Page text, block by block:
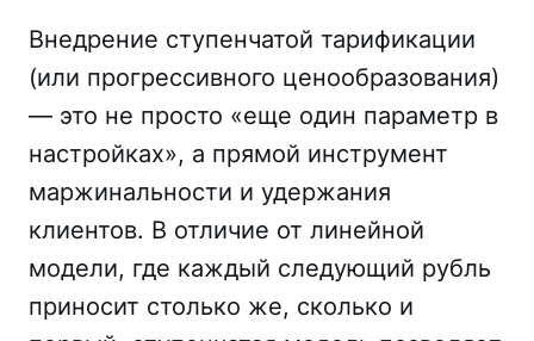
Внедрение ступенчатой тарификации
(или прогрессивного ценообразования)
— это не просто «еще один параметр в
настройках», а прямой инструмент
маржинальности и удержания
клиентов. В отличие от линейной
модели, где каждый следующий рубль
приносит столько же, сколько и